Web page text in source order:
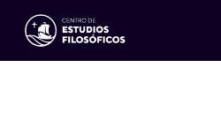
Eventos